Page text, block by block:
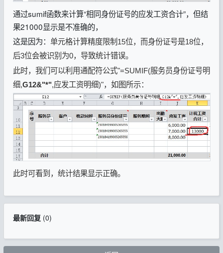
通过sumif函数来计算“相同身份证号的应发工资合计”，但结
果21000显示是不准确的，
这是因为： 单元格计算精度限制15位，而身份证号是18位，
后3位会被识别为0，导致统计错误。
此时，我们可以利用通配符公式"=SUMIF(服务员身份证号明
细,G12&"*",应发工资明细)"，如图所示：
此时可看到，统计结果显示正确。
最新回复(0)